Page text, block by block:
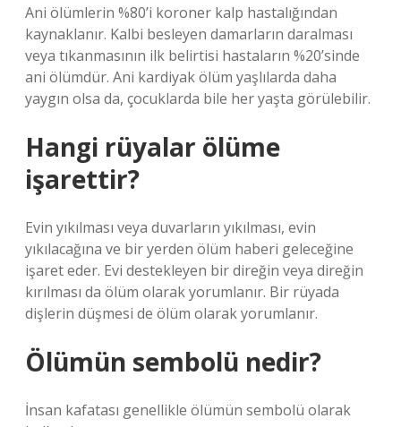
Ani ölümlerin %80’i koroner kalp hastalığından
kaynaklanır. Kalbi besleyen damarların daralması
veya tıkanmasının ilk belirtisi hastaların %20’sinde
ani ölümdür. Ani kardiyak ölüm yaşlılarda daha
yaygın olsa da, çocuklarda bile her yaşta görülebilir.
Hangi rüyalar ölüme
işarettir?
Evin yıkılması veya duvarların yıkılması, evin
yıkılacağına ve bir yerden ölüm haberi geleceğine
işaret eder. Evi destekleyen bir direğin veya direğin
kırılması da ölüm olarak yorumlanır. Bir rüyada
dişlerin düşmesi de ölüm olarak yorumlanır.
Ölümün sembolü nedir?
İnsan kafatası genellikle ölümün sembolü olarak